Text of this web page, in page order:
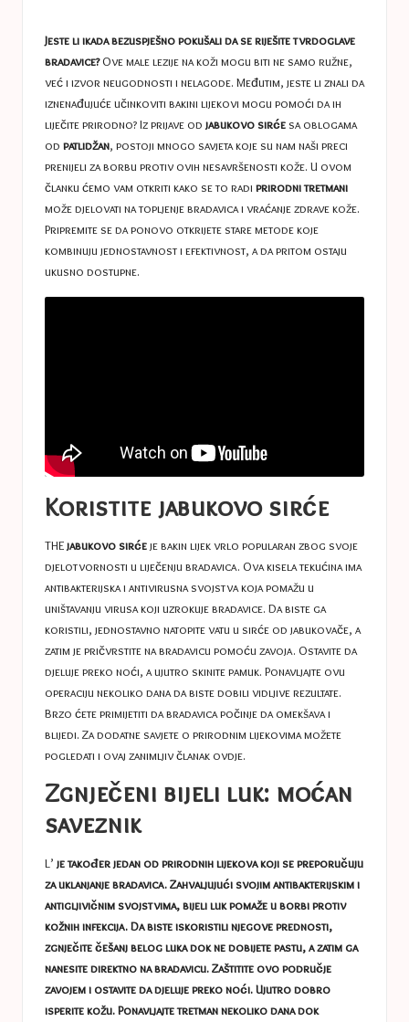
s
t
u
c
e
s
Jeste li ikada bezuspješno pokušali da se riješite tvrdoglave
bradavice?Ove male lezije na koži mogu biti ne samo ružne,
već i izvor neugodnosti i nelagode. Međutim, jeste li znali da
iznenađujuće učinkoviti bakini lijekovi mogu pomoći da ih
liječite prirodno? Iz prijave od jabukovo sirće sa oblogama
od patlidžan, postoji mnogo savjeta koje su nam naši preci
prenijeli za borbu protiv ovih nesavršenosti kože. U ovom
članku ćemo vam otkriti kako se to radi prirodni tretmani
može djelovati na topljenje bradavica i vraćanje zdrave kože.
Pripremite se da ponovo otkrijete stare metode koje
kombinuju jednostavnost i efektivnost, a da pritom ostaju
ukusno dostupne.
Koristite jabukovo sirće
THEjabukovo sirćeje bakin lijek vrlo popularan zbog svoje
djelotvornosti u liječenju bradavica. Ova kisela tekućina ima
antibakterijska i antivirusna svojstva koja pomažu u
uništavanju virusa koji uzrokuje bradavice. Da biste ga
koristili, jednostavno natopite vatu u sirće od jabukovače, a
zatim je pričvrstite na bradavicu pomoću zavoja. Ostavite da
djeluje preko noći, a ujutro skinite pamuk. Ponavljajte ovu
operaciju nekoliko dana da biste dobili vidljive rezultate.
Brzo ćete primijetiti da bradavica počinje da omekšava i
blijedi. Za dodatne savjete o prirodnim lijekovima možete
pogledati i ovaj zanimljiv članak ovdje.
Zgnječeni bijeli luk: moćan
saveznik
L’ je također jedan od prirodnih lijekova koji se preporučuju
za uklanjanje bradavica. Zahvaljujući svojim antibakterijskim i
antigljivičnim svojstvima, bijeli luk pomaže u borbi protiv
kožnih infekcija. Da biste iskoristili njegove prednosti,
zgnječite češanj belog luka dok ne dobijete pastu, a zatim ga
nanesite direktno na bradavicu. Zaštitite ovo područje
zavojem i ostavite da djeluje preko noći. Ujutro dobro
isperite kožu. Ponavljajte tretman nekoliko dana dok